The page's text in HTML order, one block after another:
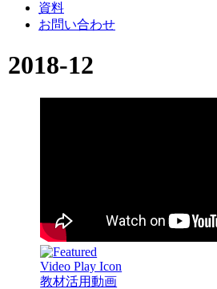
資料
お問い合わせ
2018-12
教材活用動画